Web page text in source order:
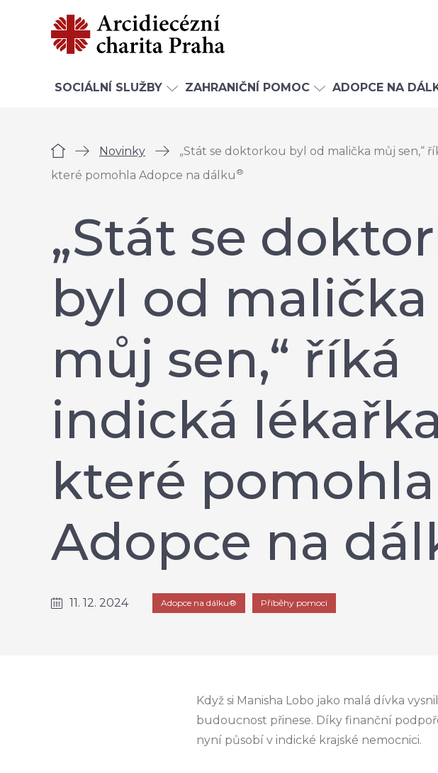
SOCIÁLNÍ SLUŽBY ZAHRANIČNÍ POMOC ADOPCE NA
Úvod Novinky
„Stát se doktorkou byl od malička můj sen,“
které pomohla Adopce na dálku ®
„Stát se
byl od malička
můj sen,“ říká
indická
které pomohla
Adopce na
11. 12. 2024 Adopce na dálku® Příběhy pomoci
Když si Manisha Lobo jako malá dívka
budoucnost přinese. Díky finanční
nyní působí v indické krajské nemocnici.